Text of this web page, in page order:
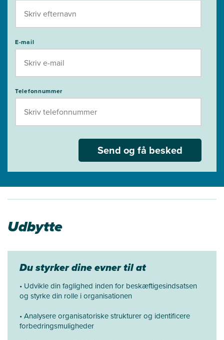
E-mail
Telefonnummer
Send og få besked
Udbytte
Du styrker dine evner til at
• Udvikle din faglighed inden for beskæftigesindsatsen
og styrke din rolle i organisationen
• Analysere organisatoriske strukturer og identificere
forbedringsmuligheder